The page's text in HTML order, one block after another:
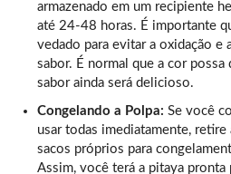
armazenado em um recipiente
até 24-48 horas. É importante
vedado para evitar a oxidação e
sabor. É normal que a cor
sabor ainda será delicioso.
Congelando a Polpa: Se você
usar todas imediatamente,
sacos próprios para
Assim, você terá a pitaya pronta